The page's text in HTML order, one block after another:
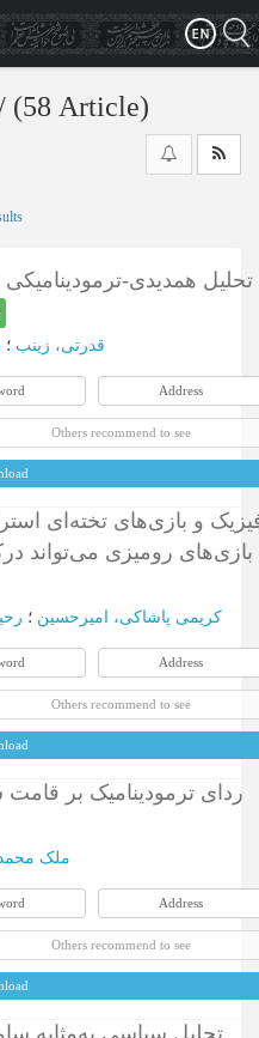
(58 Article)
تحلیل همدیدی-
قدرتی، زینب ؛
Address
Others recommend to see
و بازی‌های تخته‌ای
بازی‌های رومیزی می‌تواند
کریمی پاشاکی، امیرحسین ؛
Address
Others recommend to see
ردای ترمودینامیک بر
ملک
Address
Others recommend to see
تحلیل سیاسی به‌مثابه